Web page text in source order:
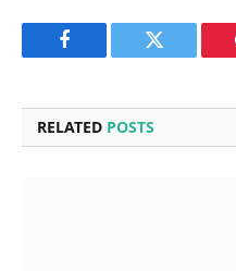
Facebook Twitter
RELATED POSTS